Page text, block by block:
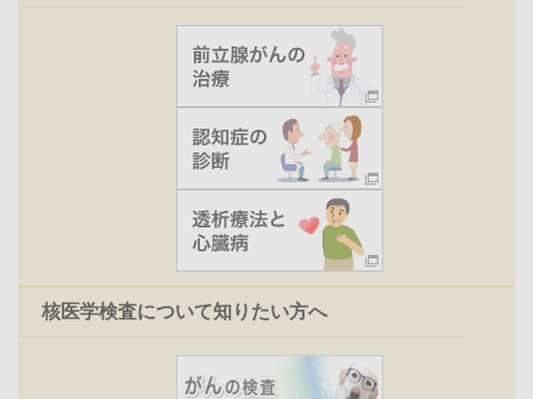
核医学検査について知りたい方へ